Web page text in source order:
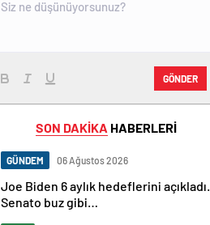
GÖNDER
SON DAKİKA HABERLERİ
GÜNDEM 06 Ağustos 2026
Joe Biden 6 aylık hedeflerini açıkladı.
Senato buz gibi…